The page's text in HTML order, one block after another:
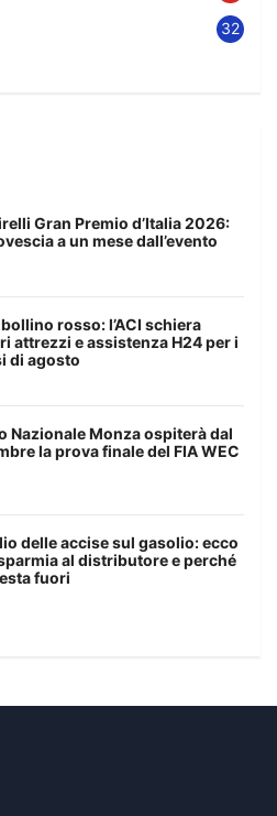
32
Gran Premio d’Italia 2026:
a un mese dall’evento
rosso: l’ACI schiera
attrezzi e assistenza H24 per i
di agosto
Nazionale Monza ospiterà dal
la prova finale del FIA WEC
delle accise sul gasolio: ecco
al distributore e perché
fuori